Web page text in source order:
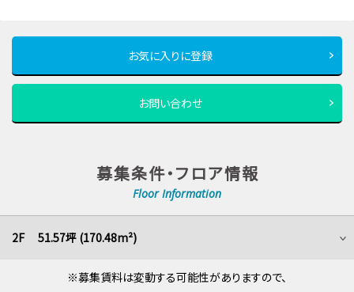
お気に入りに登録
お問い合わせ
募集条件・フロア情報
Floor Information
2F 51.57坪 (170.48m²)
※募集賃料は変動する可能性がありますので、